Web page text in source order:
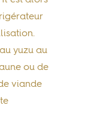
yuzu au
ou de
viande